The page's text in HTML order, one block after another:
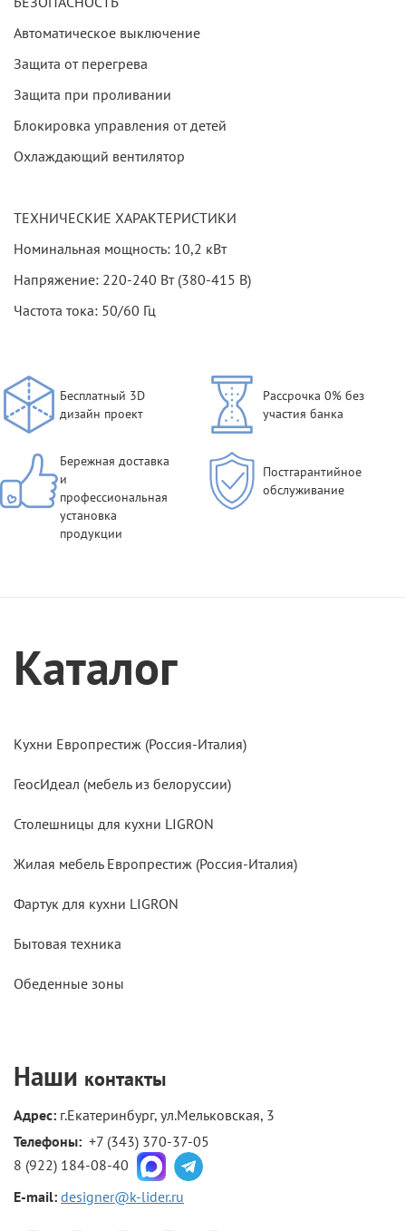
Автоматическое выключение
Защита от перегрева
Защита при проливании
Блокировка управления от детей
Охлаждающий вентилятор
ТЕХНИЧЕСКИЕ ХАРАКТЕРИСТИКИ
Номинальная мощность: 10,2 кВт
Напряжение: 220-240 Вт (380-415 В)
Частота тока: 50/60 Гц
Бесплатный 3D
дизайн проект
Рассрочка 0% без
участия банка
Бережная доставка
и
профессиональная
установка
продукции
Постгарантийное
обслуживание
Каталог
Кухни Европрестиж (Россия-Италия)
ГеосИдеал (мебель из белоруссии)
Столешницы для кухни LIGRON
Жилая мебель Европрестиж (Россия-Италия)
Фартук для кухни LIGRON
Бытовая техника
Обеденные зоны
Наши контакты
Адрес: г.Екатеринбург, ул.Мельковская, 3
Телефоны: +7 (343) 370-37-05
8 (922) 184-08-40
E-mail: designer@k-lider.ru